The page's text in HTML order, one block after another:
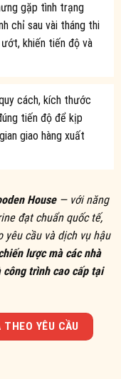
gặp tình trạng
chỉ sau vài tháng thi
khiến tiến độ và
cách, kích thước
tiến độ để kịp
giao hàng xuất
House— với năng
đạt chuẩn quốc tế,
yêu cầu và dịch vụ hậu
lược mà các nhà
trình cao cấp tại
YÊU CẦU